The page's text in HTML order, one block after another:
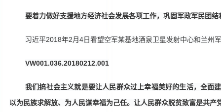
要着力做好支援地方经济社会发展各项工作，巩固军政军民团
习近平2018年2月4日看望空军某基地酒泉卫星发射中心和兰州
VW001.036.20180212.001
我们搞社会主义就是要让人民群众过上幸福美好的生活，全面
以为民族求解放、为人民谋幸福为己任。让人民群众脱贫致富是共产